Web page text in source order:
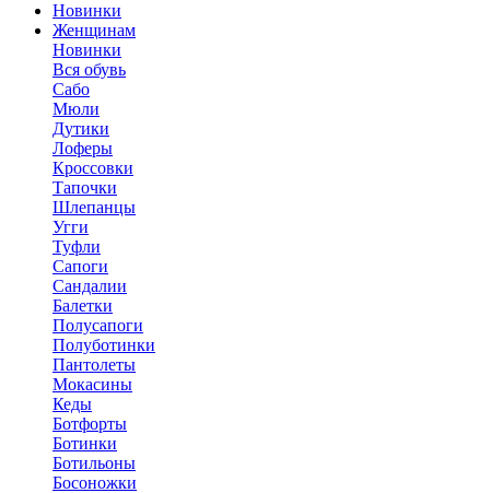
Новинки
Женщинам
Новинки
Вся обувь
Сабо
Мюли
Дутики
Лоферы
Кроссовки
Тапочки
Шлепанцы
Угги
Туфли
Сапоги
Сандалии
Балетки
Полусапоги
Полуботинки
Пантолеты
Мокасины
Кеды
Ботфорты
Ботинки
Ботильоны
Босоножки